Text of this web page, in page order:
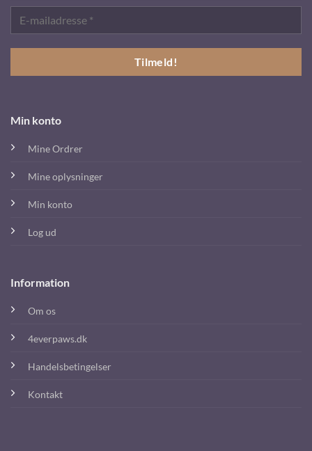
Min konto
Mine Ordrer
Mine oplysninger
Min konto
Log ud
Information
Om os
4everpaws.dk
Handelsbetingelser
Kontakt